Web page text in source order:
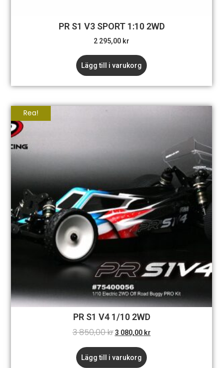
PR S1 V3 SPORT 1:10 2WD
2 295,00 kr
Lägg till i varukorg
Rea!
PR S1 V4 1/10 2WD
3 850,00kr 3 080,00 kr
Lägg till i varukorg